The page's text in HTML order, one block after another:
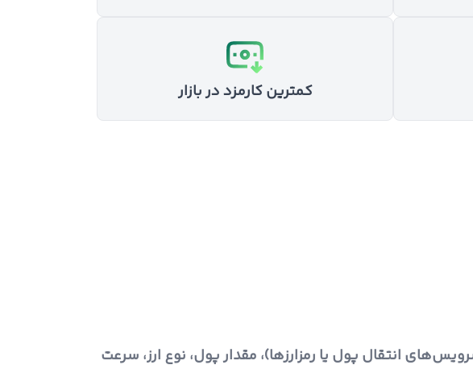
کمترین کارمزد در بازار
انتقال پول یا رمزارزها)، مقدار پول، نوع ارز، سرعت